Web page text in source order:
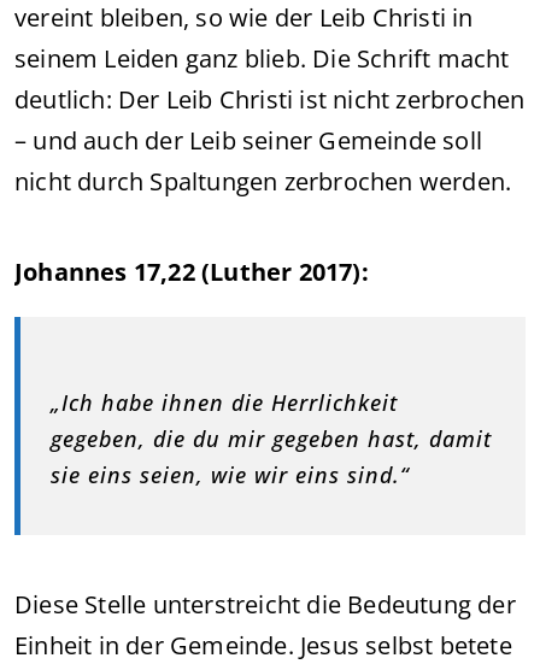
vereint bleiben, so wie der Leib Christi in
seinem Leiden ganz blieb. Die Schrift macht
deutlich: Der Leib Christi ist nicht zerbrochen
– und auch der Leib seiner Gemeinde soll
nicht durch Spaltungen zerbrochen werden.
Johannes 17,22 (Luther 2017):
„Ich habe ihnen die Herrlichkeit
gegeben, die du mir gegeben hast, damit
sie eins seien, wie wir eins sind.“
Diese Stelle unterstreicht die Bedeutung der
Einheit in der Gemeinde. Jesus selbst betete